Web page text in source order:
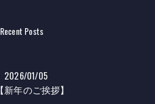
Recent Posts
2026/01/05
【新年のご挨拶】